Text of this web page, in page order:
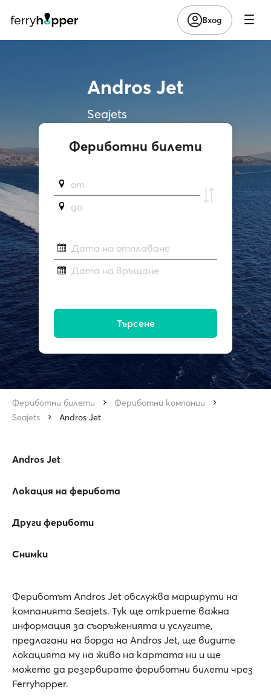
Вход
Andros Jet
Seajets
Фериботни билети
от
до
Дата на отплаване
Дата на връщане
Търсене
Фериботни билети
Фериботни компании
Seajets
Andros Jet
Andros Jet
Локация на ферибота
Други фериботи
Снимки
Фериботът Andros Jet обслужва маршрути на
компанията Seajets. Тук ще откриете важна
информация за съоръженията и услугите,
предлагани на борда на Andros Jet, ще видите
локацията му на живо на картата ни и ще
можете да резервирате фериботни билети чрез
Ferryhopper.